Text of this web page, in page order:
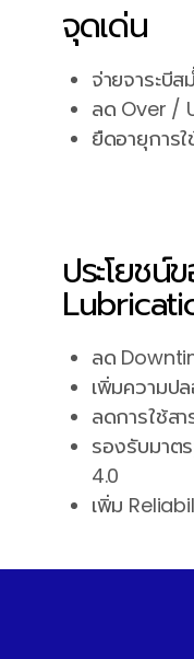
จุดเด่น
จ่ายจาระบีส
ลด Over /
ยืดอายุการ
ประโยช
ลด
เพิ่มความป
ลดการใช้ส
รองรับมาต
4.0
เพิ่ม